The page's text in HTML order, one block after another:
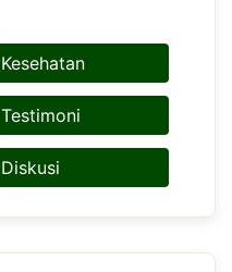
Kesehatan
Testimoni
Diskusi